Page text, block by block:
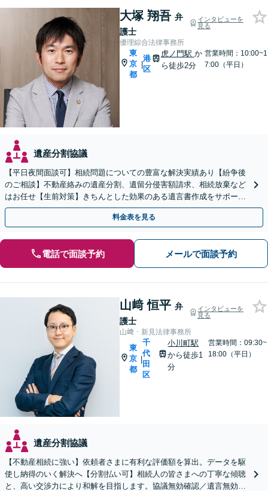
大塚 翔吾 弁
護士
インタビューを
見る
優理綜合法律事務所
東
京
都
|
港
区
虎ノ門駅 か
ら徒歩2分
営業時間：10:00~1
7:00（平日）
遺産分割協議
【平日夜間面談可】相続問題についての豊富な解決実績あり【紛争後
のご相談】不動産絡みの遺産分割、遺留分侵害額請求、相続放棄など
はお任せ【生前対策】きちんとした効果のある遺言書作成をサポート
します【完全個室】【虎ノ門駅、虎ノ門ヒルズ駅3分】
料金表を見る
電話で面談予約 メールで面談予約
山﨑 恒平 弁
護士
インタビューを
見る
山﨑・新見法律事務所
東
京
都
|
千
代
田
区
小川町駅
から徒歩1
分
営業時間：09:30~
18:00（平日）
遺産分割協議
【不動産相続に強い】依頼者さまに有利な評価額を算出。データを駆
使し納得のいく解決へ【分割払い可】相続人の皆さまへの丁寧な傾聴
と、高い交渉力により和解を目指します。協議無効確認／遺言無効確